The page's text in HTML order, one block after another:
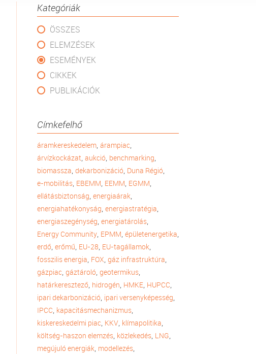
Kategóriák
ÖSSZES
ELEMZÉSEK
ESEMÉNYEK
CIKKEK
PUBLIKÁCIÓK
Címkefelhő
áramkereskedelem, árampiac,
árvízkockázat, aukció, benchmarking,
biomassza, dekarbonizáció, Duna Régió,
e-mobilitás, EBEMM, EEMM, EGMM,
ellátásbiztonság, energiaárak,
energiahatékonyság, energiastratégia,
energiaszegénység, energiatárolás,
Energy Community, EPMM, épületenergetika,
erdő, erőmű, EU-28, EU-tagállamok,
fosszilis energia, FOX, gáz infrastruktúra,
gázpiac, gáztároló, geotermikus,
határkeresztező, hidrogén, HMKE, HUPCC,
ipari dekarbonizáció, ipari versenyképesség,
IPCC, kapacitásmechanizmus,
kiskereskedelmi piac, KKV, klímapolitika,
költség-haszon elemzés, közlekedés, LNG,
megújuló energiák, modellezés,